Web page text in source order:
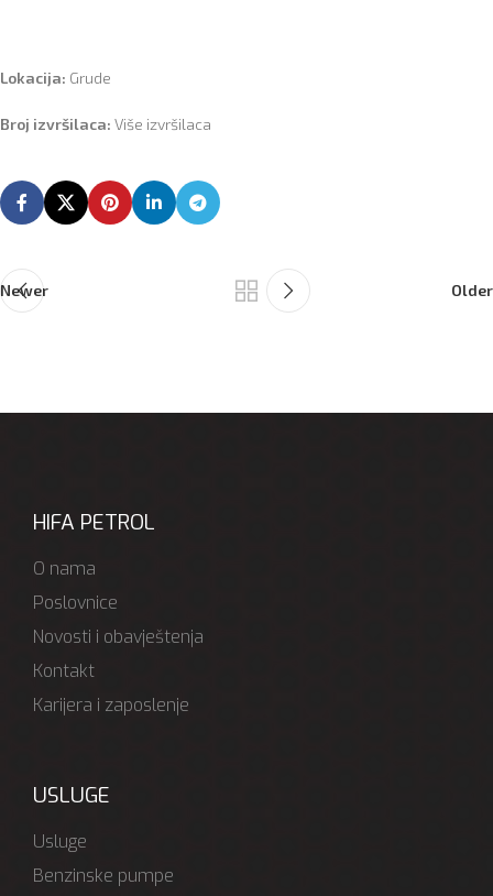
Lokacija: Grude
Broj izvršilaca: Više izvršilaca
Newer Older
HIFA PETROL
O nama
Poslovnice
Novosti i obavještenja
Kontakt
Karijera i zaposlenje
USLUGE
Usluge
Benzinske pumpe